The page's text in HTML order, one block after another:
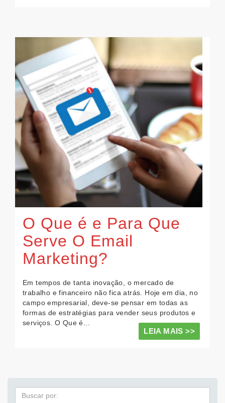
O Que é e Para Que
Serve O Email
Marketing?
Em tempos de tanta inovação, o mercado de
trabalho e financeiro não fica atrás. Hoje em dia, no
campo empresarial, deve-se pensar em todas as
formas de estratégias para vender seus produtos e
serviços. O Que é...
LEIA MAIS >>
Pesquisa